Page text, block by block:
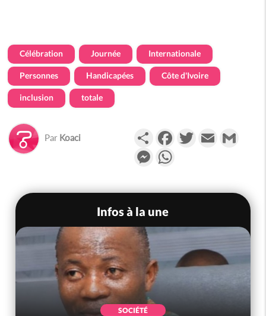
Célébration Journée Internationale
Personnes Handicapées Côte d'Ivoire
inclusion totale
Par Koaci PartagerFacebookTwitterEmail
Messenger
Infos à la une
SOCIÉTÉ